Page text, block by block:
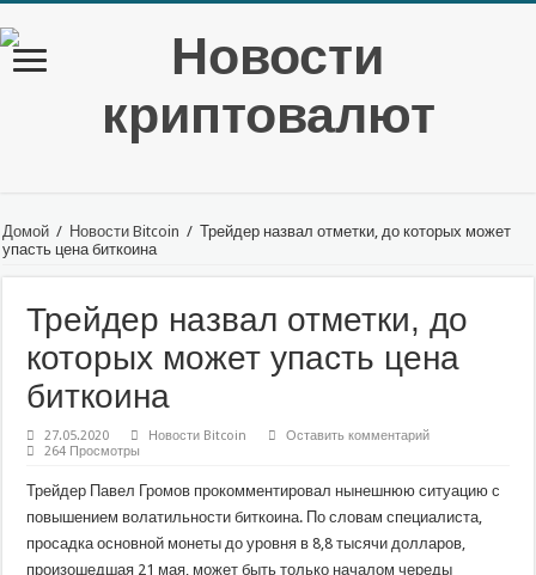
Домой / Новости Bitcoin / Трейдер назвал отметки, до которых может
упасть цена биткоина
Трейдер назвал отметки, до
которых может упасть цена
биткоина
27.05.2020 Новости Bitcoin
Оставить комментарий
264 Просмотры
Трейдер Павел Громов прокомментировал нынешнюю ситуацию с
повышением волатильности биткоина. По словам специалиста,
просадка основной монеты до уровня в 8,8 тысячи долларов,
произошедшая 21 мая, может быть только началом череды